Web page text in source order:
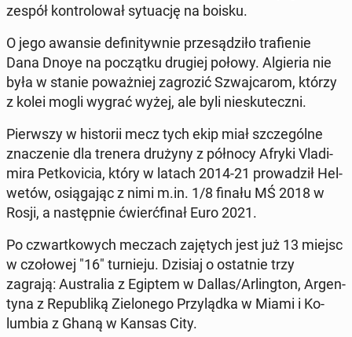
zespół kon­tro­lo­wał sy­tu­ację na boisku.
O jego awansie de­fi­ni­tyw­nie prze­są­dzi­ło tra­fie­nie
Dana Dnoye na po­cząt­ku drugiej połowy. Al­gie­ria nie
była w stanie po­waż­niej za­gro­zić Szwaj­ca­rom, którzy
z kolei mogli wygrać wyżej, ale byli nie­sku­tecz­ni.
Pierw­szy w hi­sto­rii mecz tych ekip miał szcze­gól­ne
zna­cze­nie dla trenera drużyny z północy Afryki Vla­di­
mi­ra Pet­ko­vi­cia, który w latach 2014-21 pro­wa­dził Hel­
we­tów, osią­ga­jąc z nimi m.in. 1/8 finału MŚ 2018 w
Rosji, a na­stęp­nie ćwierć­fi­nał Euro 2021.
Po czwart­ko­wych meczach za­ję­tych jest już 13 miejsc
w czo­ło­wej "16" tur­nie­ju. Dzisiaj o ostat­nie trzy
zagrają: Au­stra­lia z Egiptem w Dallas/Ar­ling­ton, Ar­gen­
ty­na z Re­pu­bli­ką Zie­lo­ne­go Przy­ląd­ka w Miami i Ko­
lum­bia z Ghaną w Kansas City.